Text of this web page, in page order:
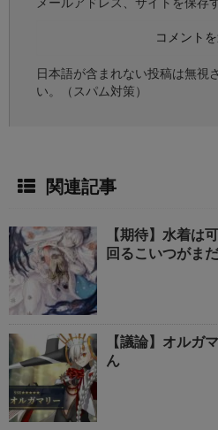
日本語が含まれない投稿は無視
い。（スパム対策）
関連記事
【期待】水着は
回るこいつがま
【議論】オルガ
ん